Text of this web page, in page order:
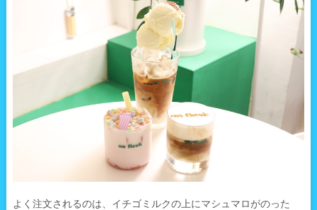
よく注文されるのは、イチゴミルクの上にマシュマロがのった